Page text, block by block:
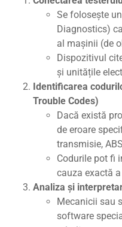
Se folosește
Diagnostics)
al mașinii (de
Dispozitivul
și unitățile
Identificarea
Trouble Codes)
Dacă există
de eroare
transmisie,
Codurile pot fi
cauza exactă
Analiza și
Mecanicii sau
software